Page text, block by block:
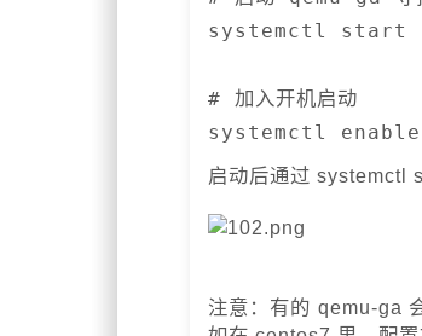
systemctl start
# 加入开机启动
systemctl enable
启动后通过 systemctl
注意：有的 qemu-ga